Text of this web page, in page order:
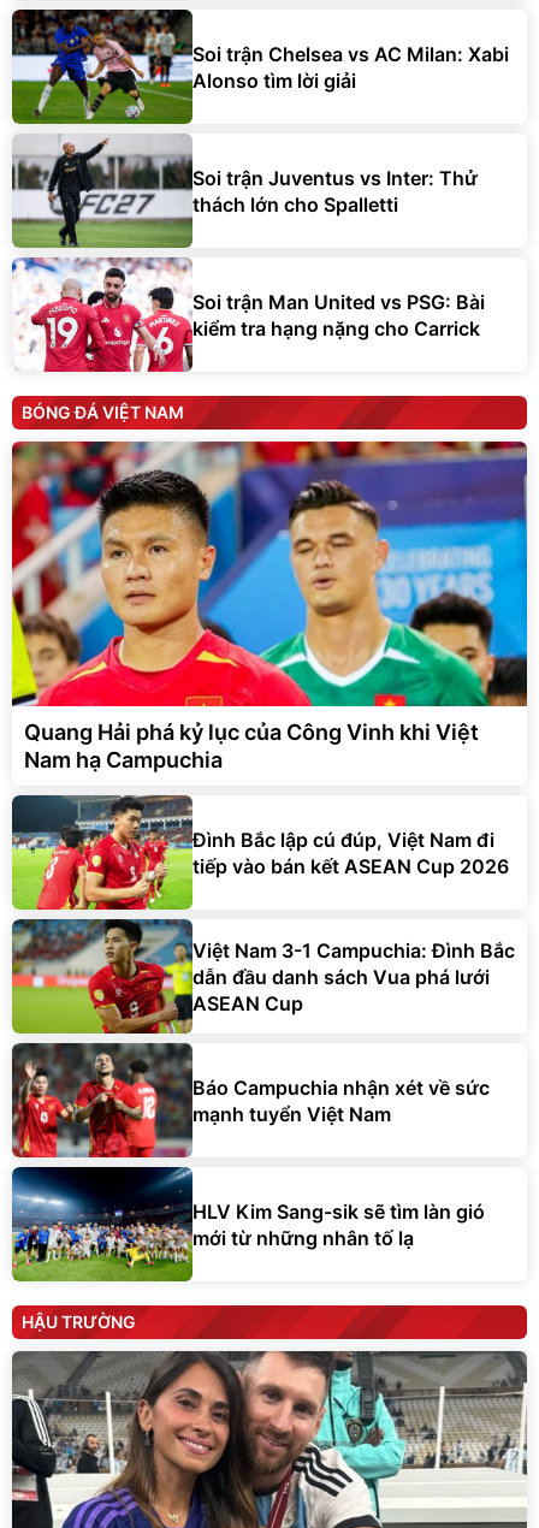
Soi trận Chelsea vs AC Milan: Xabi
Alonso tìm lời giải
Soi trận Juventus vs Inter: Thử
thách lớn cho Spalletti
Soi trận Man United vs PSG: Bài
kiểm tra hạng nặng cho Carrick
BÓNG ĐÁ VIỆT NAM
Quang Hải phá kỷ lục của Công Vinh khi Việt
Nam hạ Campuchia
Đình Bắc lập cú đúp, Việt Nam đi
tiếp vào bán kết ASEAN Cup 2026
Việt Nam 3-1 Campuchia: Đình Bắc
dẫn đầu danh sách Vua phá lưới
ASEAN Cup
Báo Campuchia nhận xét về sức
mạnh tuyển Việt Nam
HLV Kim Sang-sik sẽ tìm làn gió
mới từ những nhân tố lạ
HẬU TRƯỜNG